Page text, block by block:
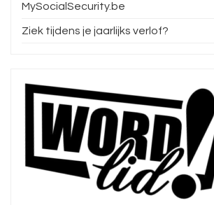
MySocialSecurity.be
Ziek tijdens je jaarlijks verlof?